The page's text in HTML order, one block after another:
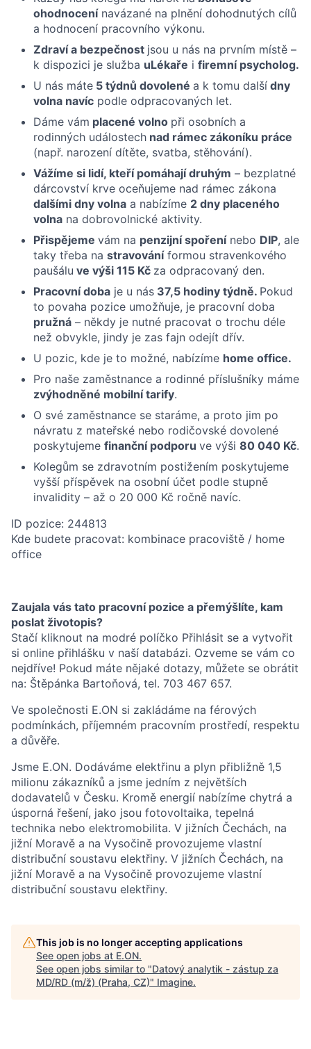
ohodnocenínavázané na plnění dohodnutých cílů
a hodnocení pracovního výkonu.
Zdraví a bezpečnost jsou u nás na prvním místě –
k dispozici je služba uLékaře i firemní psycholog.
U nás máte 5 týdnů dovolené a k tomu další dny
volna navíc podle odpracovaných let.
Dáme vám placené volno při osobních a
rodinných událostech nad rámec zákoníku práce
(např. narození dítěte, svatba, stěhování).
Vážíme si lidí, kteří pomáhají druhým – bezplatné
dárcovství krve oceňujeme nad rámec zákona
dalšími dny volna a nabízíme 2 dny placeného
volna na dobrovolnické aktivity.
Přispějeme vám na penzijní spořenínebo DIP, ale
taky třeba na stravováníformou stravenkového
paušálu ve výši 115 Kč za odpracovaný den.
Pracovní doba je u nás 37,5 hodiny týdně. Pokud
to povaha pozice umožňuje, je pracovní doba
pružná – někdy je nutné pracovat o trochu déle
než obvykle, jindy je zas fajn odejít dřív.
U pozic, kde je to možné, nabízíme home office.
Pro naše zaměstnance a rodinné příslušníky máme
zvýhodněné mobilní tarify.
O své zaměstnance se staráme, a proto jim po
návratu z mateřské nebo rodičovské dovolené
poskytujeme finanční podporu ve výši 80 040 Kč.
Kolegům se zdravotním postižením poskytujeme
vyšší příspěvek na osobní účet podle stupně
invalidity – až o 20 000 Kč ročně navíc.
ID pozice: 244813
Kde budete pracovat: kombinace pracoviště / home
office
Zaujala vás tato pracovní pozice a přemýšlíte, kam
poslat životopis?
Stačí kliknout na modré políčko Přihlásit se a vytvořit
si online přihlášku v naší databázi. Ozveme se vám co
nejdříve! Pokud máte nějaké dotazy, můžete se obrátit
na: Štěpánka Bartoňová, tel. 703 467 657.
Ve společnosti E.ON si zakládáme na férových
podmínkách, příjemném pracovním prostředí, respektu
a důvěře.
Jsme E.ON. Dodáváme elektřinu a plyn přibližně 1,5
milionu zákazníků a jsme jedním z největších
dodavatelů v Česku. Kromě energií nabízíme chytrá a
úsporná řešení, jako jsou fotovoltaika, tepelná
technika nebo elektromobilita. V jižních Čechách, na
jižní Moravě a na Vysočině provozujeme vlastní
distribuční soustavu elektřiny. V jižních Čechách, na
jižní Moravě a na Vysočině provozujeme vlastní
distribuční soustavu elektřiny.
This job is no longer accepting applications
See open jobs at E.ON.
See open jobs similar to "Datový analytik - zástup za
MD/RD (m/ž) (Praha, CZ)" Imagine.